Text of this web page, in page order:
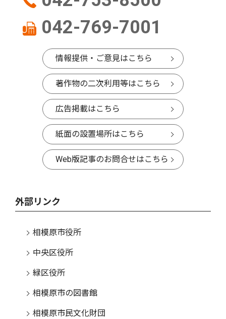
042-769-7001
情報提供・ご意見はこちら
著作物の二次利用等はこちら
広告掲載はこちら
紙面の設置場所はこちら
Web版記事のお問合せはこちら
外部リンク
相模原市役所
中央区役所
緑区役所
相模原市の図書館
相模原市民文化財団